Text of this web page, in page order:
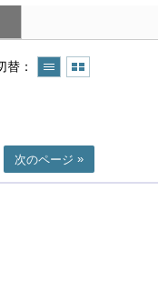
替
次のページ